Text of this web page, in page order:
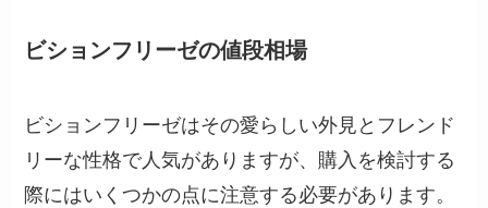
ビションフリーゼの値段相場
ビションフリーゼはその愛らしい外見とフレンド
リーな性格で人気がありますが、購入を検討する
際にはいくつかの点に注意する必要があります。